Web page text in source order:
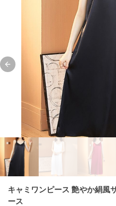
Previous slide
キャミワンピース 艶やか絹風
ース